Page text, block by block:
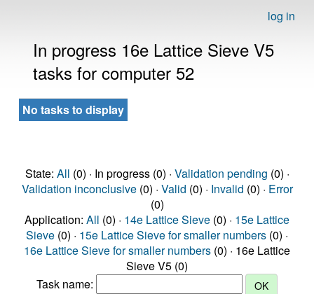
log in
In progress 16e Lattice Sieve V5
tasks for computer 52
No tasks to display
State: All (0) · In progress (0) · Validation pending (0) ·
Validation inconclusive(0) · Valid (0) · Invalid (0) · Error
(0)
Application: All (0) · 14e Lattice Sieve (0) · 15e Lattice
Sieve (0) · 15e Lattice Sieve for smaller numbers (0) ·
16e Lattice Sieve for smaller numbers (0) · 16e Lattice
Sieve V5 (0)
Task name: